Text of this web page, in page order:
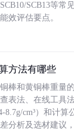
SCB13等常
效评估要点。
方法有哪些
棒和黄铜棒重量
查表法、在线工具
8.7g/cm³）和计算
分析及选材建议